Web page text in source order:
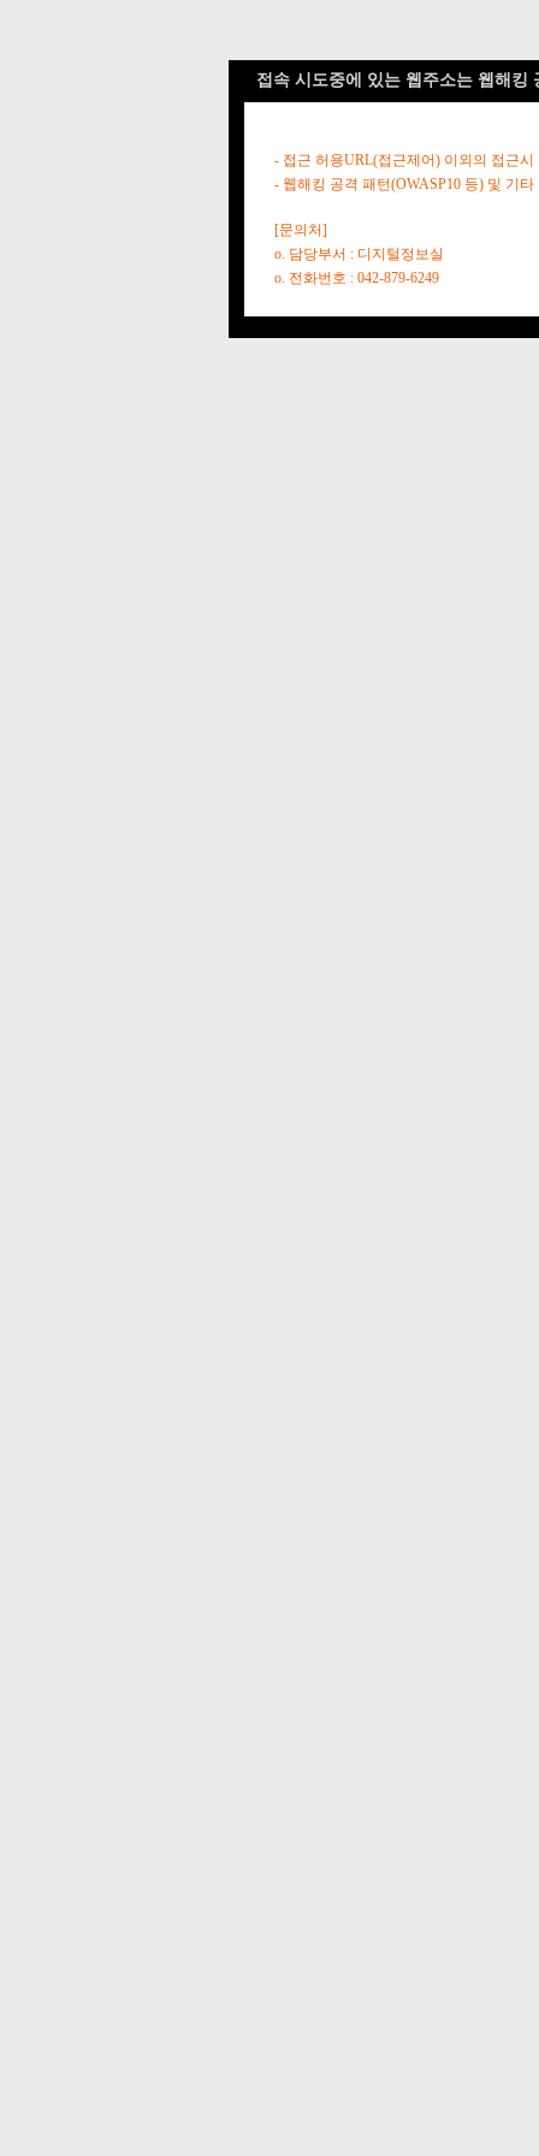
접속 시도중에 있는 웹주소는 웹해킹
- 접근 허용URL(접근제어) 이외의 접근시
- 웹해킹 공격 패턴(OWASP10 등) 및 기
[문의처]
o. 담당부서 : 디지털정보실
o. 전화번호 : 042-879-6249